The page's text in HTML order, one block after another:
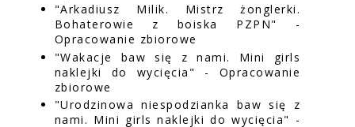
"Arkadiusz Milik. Mistrz żonglerki.
Bohaterowie z boiska PZPN" -
Opracowanie zbiorowe
"Wakacje baw się z nami. Mini girls
naklejki do wycięcia" - Opracowanie
zbiorowe
"Urodzinowa niespodzianka baw się z
nami. Mini girls naklejki do wycięcia" -